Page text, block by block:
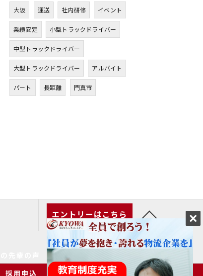
大阪 運送 社内研修 イベント
業績安定 小型トラックドライバー
中型トラックドライバー
大型トラックドライバー アルバイト
パート 長距離 門真市
エントリーはこちら
家族の皆様へ
採用申込 プライバシーポリシー